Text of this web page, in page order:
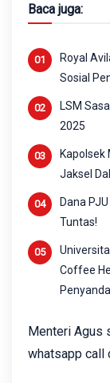
Baca juga:
Royal
Sosial
LSM
2025
Kapolsek
Jaksel
Dana
Tuntas!
Coffee
Menteri Agus
whatsapp call